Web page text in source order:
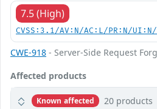
7.5 (High)
CVSS:3.1/AV:N/AC:L/PR:N/
CWE-918 - Server-Side Request
Affected products
Known affected 20 products